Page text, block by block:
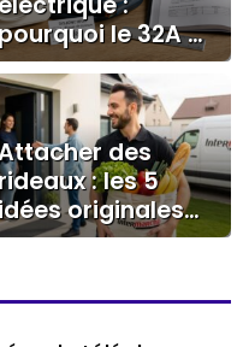
le 32A et
circuit dédié
des
: les 5
originales
une déco